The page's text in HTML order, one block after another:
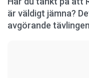
är väldigt jämna?
avgörande